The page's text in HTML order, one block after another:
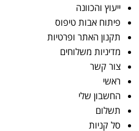
ייעוץ והכוונה
פיתוח אבות טיפוס
תקנון האתר ופרטיות
מדיניות משלוחים
צור קשר
ראשי
החשבון שלי
תשלום
סל קניות